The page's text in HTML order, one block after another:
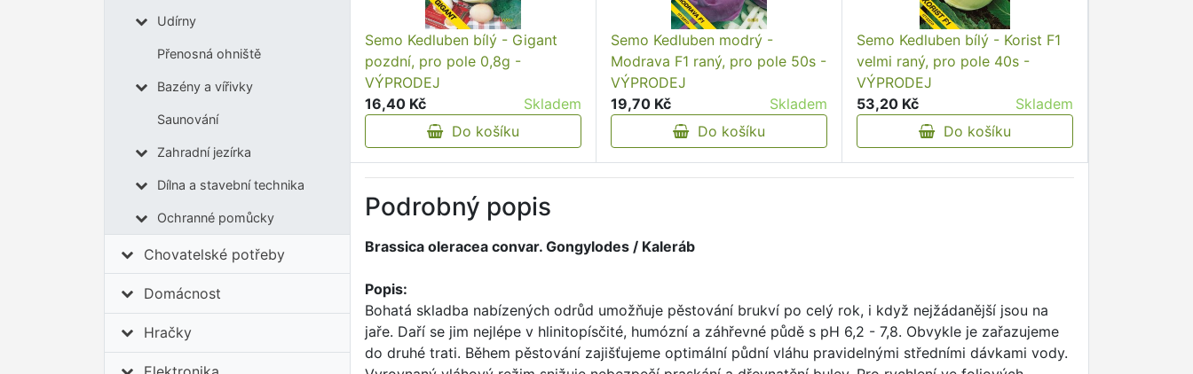
Udírny
Přenosná ohniště
Bazény a vířivky
Saunování
Zahradní jezírka
Dílna a stavební technika
Ochranné pomůcky
Chovatelské potřeby
Domácnost
Hračky
Semo Kedluben bílý - Gigant
pozdní, pro pole 0,8g -
VÝPRODEJ
16,40 Kč
Skladem
Do košíku
Semo Kedluben modrý -
Modrava F1 raný, pro pole 50s -
VÝPRODEJ
19,70 Kč
Skladem
Do košíku
Semo Kedluben bílý - Korist F1
velmi raný, pro pole 40s -
VÝPRODEJ
53,20 Kč
Skladem
Do košíku
Podrobný popis
Brassica oleracea convar. Gongylodes / Kaleráb
Popis:
Bohatá skladba nabízených odrůd umožňuje pěstování brukví po celý rok, i když nejžádanější jsou na
jaře. Daří se jim nejlépe v hlinitopísčité, humózní a záhřevné půdě s pH 6,2 - 7,8. Obvykle je zařazujeme
do druhé trati. Během pěstování zajišťujeme optimální půdní vláhu pravidelnými středními dávkami vody.